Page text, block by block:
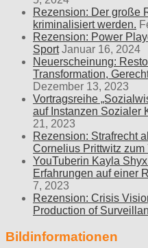
Rezension: Der große
kriminalisiert werden.
Rezension: Power
Sport Januar 16, 2024
Neuerscheinung:
Transformation,
Dezember 13, 2023
Vortragsreihe
auf Instanzen Sozialer
21, 2023
Rezension: Strafrecht
Cornelius Prittwitz zum
YouTuberin Kayla
Erfahrungen auf einer
7, 2023
Rezension: Crisis
Production of
Bildinformationen